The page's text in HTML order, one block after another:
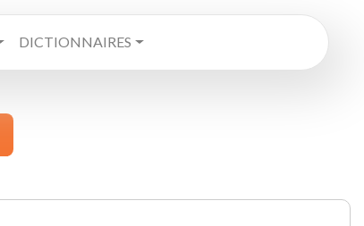
DICTIONNAIRES